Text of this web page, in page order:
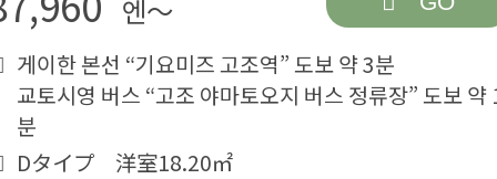
엔～
게이한 본선 “기요미즈 고조역” 도보 약 3분
교토시영 버스 “고조 야마토오지 버스 정류장” 도보 약
분
Dタイプ 洋室18.20㎡